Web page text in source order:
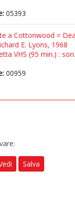
05393
a Cottonwood =
E. Lyons, 1968
VHS (95 min.) :
00959
Salva